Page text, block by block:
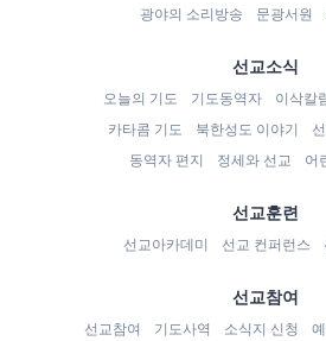
광야의 소리방송
문광서원
선교소식
오늘의 기도 기도동역자 이삭칼
카타콤 기도
북한성도 이야기
동역자 편지
정세와 선교 어
선교훈련
선교아카데미 선교 컨퍼런스
선교참여
선교참여 기도사역 소식지 신청